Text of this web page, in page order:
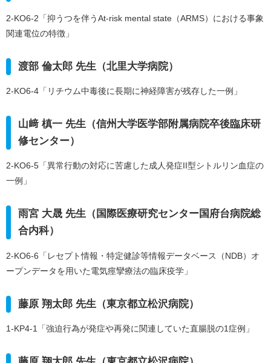
2-KO6-2「抑うつを伴うAt-risk mental state（ARMS）における事象
関連電位の特徴」
渡部 倫太郎 先生（北里大学病院）
2-KO6-4「リチウム中毒後に長期に神経障害が残存した一例」
山﨑 槙一 先生（信州大学医学部附属病院卒後臨床研
修センター）
2-KO6-5「異常行動の対応に苦慮した成人発症II型シトルリン血症の
一例」
雨宮 大晟 先生（国際医療研究センター国府台病院総
合内科）
2-KO6-6「レセプト情報・特定健診等情報データベース（NDB）オ
ープンデータを用いた電気痙攣療法の臨床疫学」
藤原 翔太郎 先生（東京都立松沢病院）
1-KP4-1「強迫行為が発症や再発に関連していた直腸脱の1症例」